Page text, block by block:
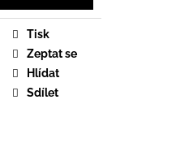
Tisk
Zeptat se
Hlídat
Sdílet